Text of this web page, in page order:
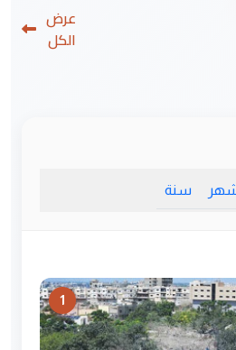
عرض
الكل
سنة
1